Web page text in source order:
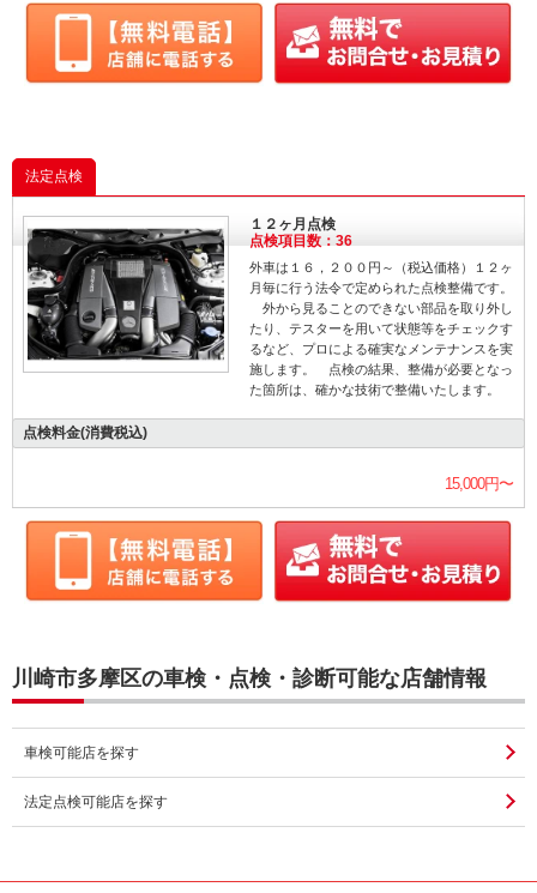
法定点検
１２ヶ月点検
点検項目数：36
外車は１６，２００円～（税込価格）１２ヶ
月毎に行う法令で定められた点検整備です。
外から見ることのできない部品を取り外し
たり、テスターを用いて状態等をチェックす
るなど、プロによる確実なメンテナンスを実
施します。 点検の結果、整備が必要となっ
た箇所は、確かな技術で整備いたします。
点検料金(消費税込)
15,000円〜
川崎市多摩区の車検・点検・診断可能な店舗情報
車検可能店を探す
法定点検可能店を探す